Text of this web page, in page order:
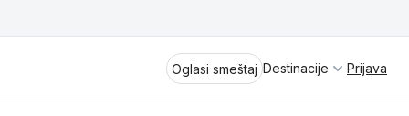
Oglasi smeštaj Destinacije Prijava